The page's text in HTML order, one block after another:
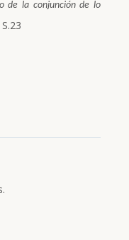
de la conjunción de lo